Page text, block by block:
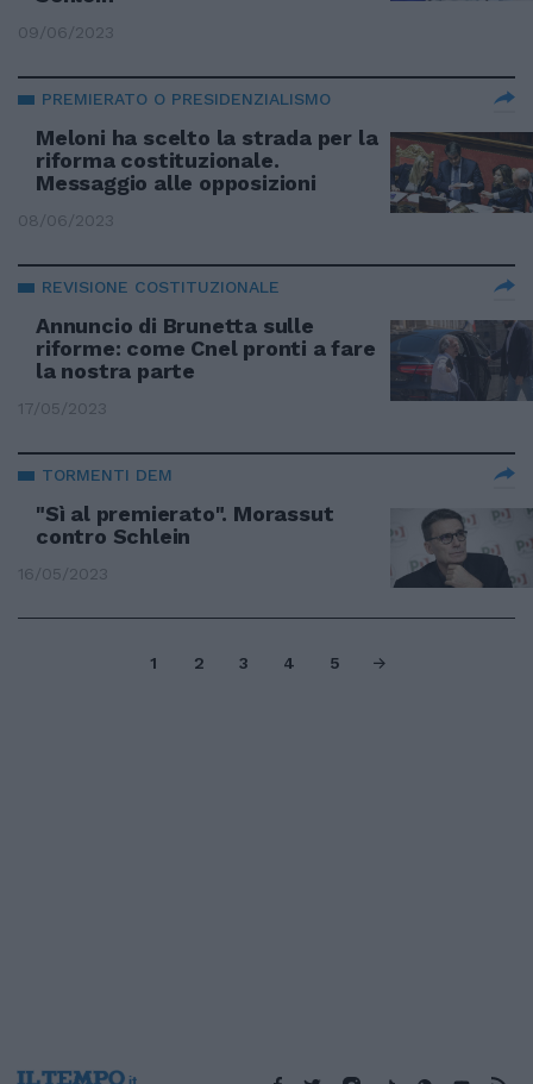
09/06/2023
PREMIERATO O PRESIDENZIALISMO
Meloni ha scelto la strada per la
riforma costituzionale.
Messaggio alle opposizioni
08/06/2023
REVISIONE COSTITUZIONALE
Annuncio di Brunetta sulle
riforme: come Cnel pronti a fare
la nostra parte
17/05/2023
TORMENTI DEM
"Sì al premierato". Morassut
contro Schlein
16/05/2023
1 2 3 4 5